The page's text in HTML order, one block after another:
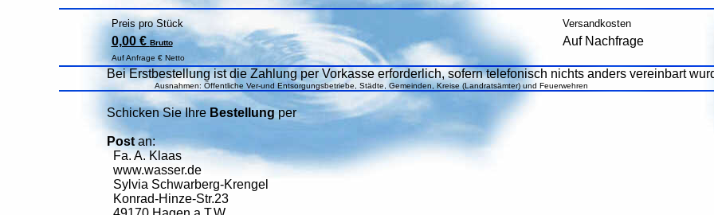
Preis pro Stück Versandkosten
0,00 € Brutto Auf Nachfrage
Auf Anfrage € Netto
Bei Erstbestellung ist die Zahlung per Vorkasse erforderlich, sofern telefonisch nichts anders vereinbart
Ausnahmen: Öffentliche Ver-und Entsorgungsbetriebe, Städte, Gemeinden, Kreise (Landratsämter) und Feuerwehren
Schicken Sie Ihre Bestellungper
Postan:
Fa. A. Klaas
www.wasser.de
Sylvia Schwarberg-Krengel
Konrad-Hinze-Str.23